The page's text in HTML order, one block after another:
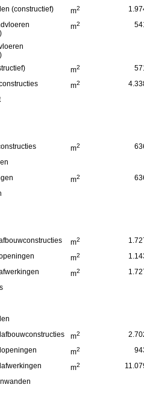
(constructief) m2
m2
m2
m2
m2
m2
m2
m2
m2
m2
m2
m2